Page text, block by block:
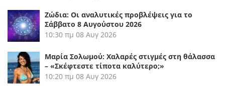
Ζώδια: Οι αναλυτικές προβλέψεις για το
Σάββατο 8 Αυγούστου 2026
10:30 πμ 08 Αυγ 2026
Μαρία Σολωμού: Χαλαρές στιγμές στη θάλασσα
– «Σκέφτεστε τίποτα καλύτερο;»
10:20 πμ 08 Αυγ 2026